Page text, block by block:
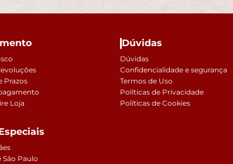
Prazos
Loja
Dúvidas
Dúvidas
Confidencialidade e segurança
Termos de Uso
Políticas de Privacidade
Políticas de Cookies
São Paulo